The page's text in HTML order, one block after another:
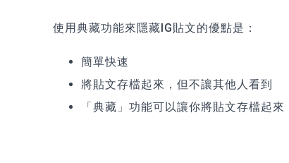
使用典藏功能來隱藏IG貼文的優點是：
簡單快速
將貼文存檔起來，但不讓其他人看到
「典藏」功能可以讓你將貼文存檔起